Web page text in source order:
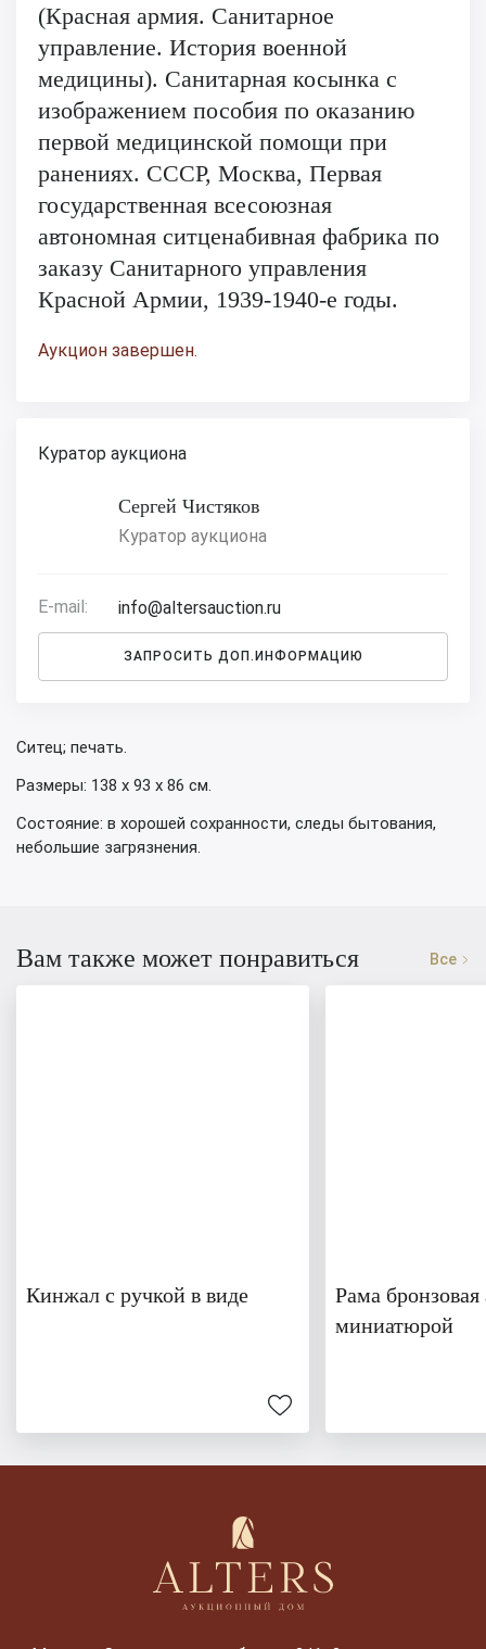
(Красная армия. Санитарное
управление. История военной
медицины). Санитарная косынка с
изображением пособия по оказанию
первой медицинской помощи при
ранениях. СССР, Москва, Первая
государственная всесоюзная
автономная ситценабивная фабрика по
заказу Санитарного управления
Красной Армии, 1939-1940-е годы.
Аукцион завершен.
Куратор аукциона
Сергей Чистяков
Куратор аукциона
E-mail: info@altersauction.ru
ЗАПРОСИТЬ ДОП.ИНФОРМАЦИЮ
Ситец; печать.
Размеры: 138 х 93 х 86 см.
Состояние: в хорошей сохранности, следы бытования,
небольшие загрязнения.
Вам также может понравиться Все
Кинжал с ручкой в виде
Рама
миниатюрой